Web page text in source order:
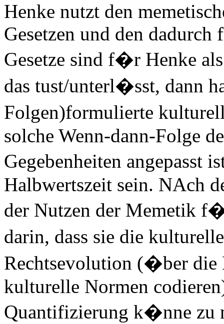
Henke nutzt den
Gesetzen und den
Gesetze sind f�r Henke
das tust/unterl�sst, dann
Folgen)formulierte
solche Wenn-dann-Folge
Gegebenheiten angepasst
Halbwertszeit sein. NAch
der Nutzen der Memetik
darin, dass sie die
Rechtsevolution (�ber die
kulturelle Normen
Quantifizierung k�nne zu